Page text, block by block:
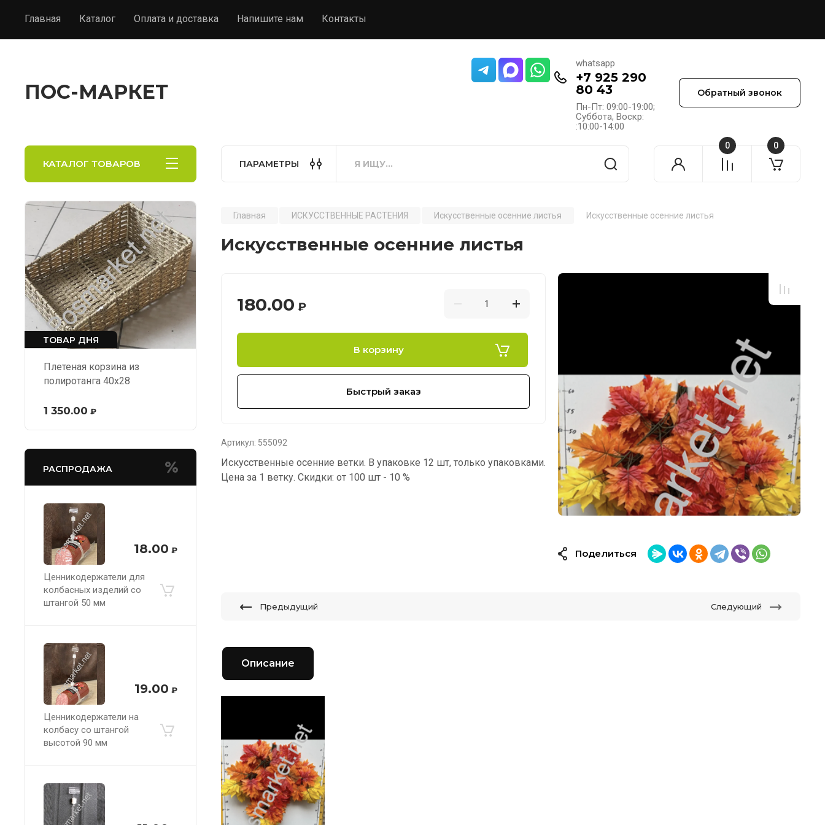
Главная Каталог Оплата и доставка Напишите нам Контакты
ПОС-МАРКЕТ
whatsapp
+7 925 290
80 43
Пн-Пт: 09:00-19:00;
Cуббота, Воскр:
:10:00-14:00
Обратный звонок
КАТАЛОГ ТОВАРОВ ПАРАМЕТРЫ
0 0
ТОВАР ДНЯ
Плетеная корзина из
полиротанга 40х28
1 350.00 ₽
РАСПРОДАЖА
18.00 ₽
Ценникодержатели для
колбасных изделий со
штангой 50 мм
19.00 ₽
Ценникодержатели на
колбасу со штангой
высотой 90 мм
Главная ИСКУССТВЕННЫЕ РАСТЕНИЯ Искусственные осенние листья Искусственные осенние листья
Искусственные осенние листья
180.00 ₽
В корзину
Быстрый заказ
Артикул: 555092
Искусственные осенние ветки. В упаковке 12 шт, только упаковками.
Цена за 1 ветку. Скидки: от 100 шт - 10 %
Поделиться
Предыдущий Следующий
Описание